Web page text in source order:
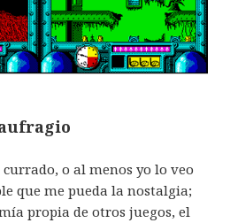
o al menos yo lo veo
que me pueda la nostalgia;
propia de otros juegos, el